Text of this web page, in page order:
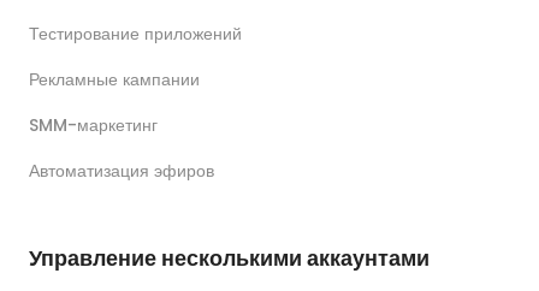
Тестирование приложений
Рекламные кампании
SMM-маркетинг
Автоматизация эфиров
Управление несколькими аккаунтами